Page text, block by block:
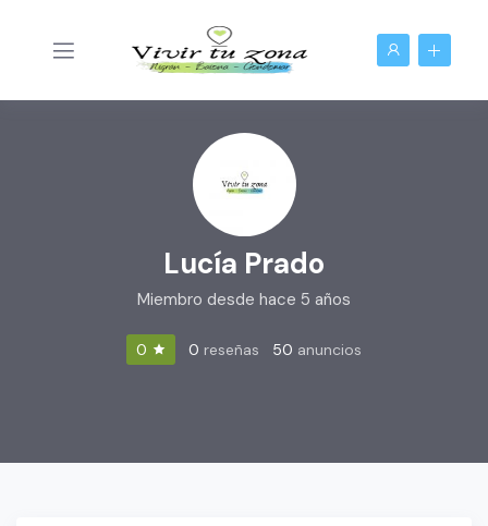
Lucía Prado
Miembro desde hace 5 años
0 0 reseñas 50 anuncios